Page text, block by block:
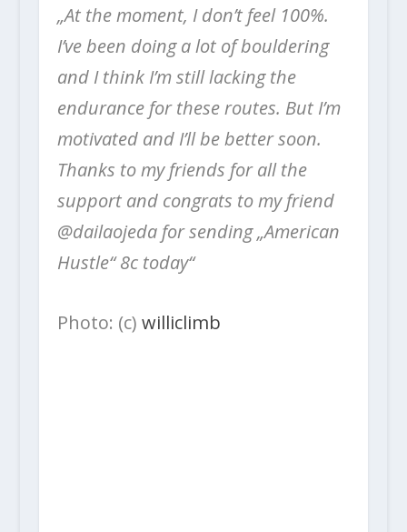
„At the moment, I don’t feel 100%.
I’ve been doing a lot of bouldering
and I think I’m still lacking the
endurance for these routes. But I’m
motivated and I’ll be better soon.
Thanks to my friends for all the
support and congrats to my friend
@dailaojeda for sending „American
Hustle“ 8c today“
Photo: (c) williclimb